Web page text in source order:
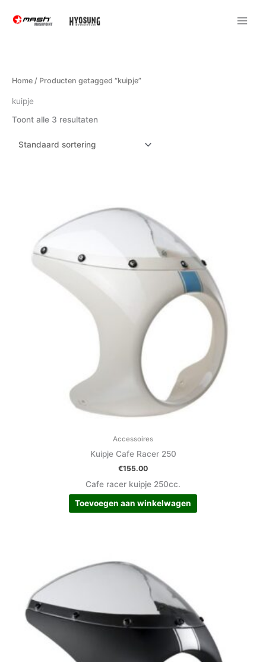
naar
Home / Producten getagged “kuipje”
kuipje
Toont alle 3 resultaten
Accessoires
Kuipje Cafe Racer 250
€155.00
Cafe racer kuipje 250cc.
Toevoegen aan winkelwagen